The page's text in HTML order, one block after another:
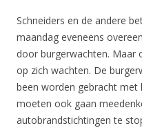
Schneiders en de andere
maandag eveneens
door burgerwachten. Maar
op zich wachten. De
been worden gebracht met
moeten ook gaan
autobrandstichtingen te